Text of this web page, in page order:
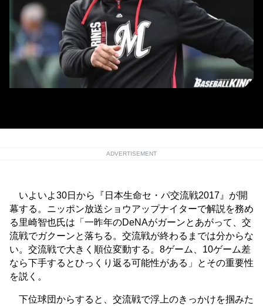
ADVERTISEMENT
いよいよ30日から『日本生命セ・パ交流戦2017』が開
幕する。ニッポン放送ショウアップナイターで解説を務め
る里崎智也氏は「一昨年のDeNAがガーンとあがって、交
流戦でガクーンと落ちる。交流戦が終わるまでは分からな
い。交流戦で大きく順位変動する。8ゲーム、10ゲーム差
なら下手するとひっくり返る可能性がある」とその重要性
を説く。
下位球団からすると、交流戦で浮上のきっかけを掴みた